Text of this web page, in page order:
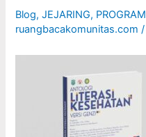
Blog,JEJARING, PROGRAM
ruangbacakomunitas.com/